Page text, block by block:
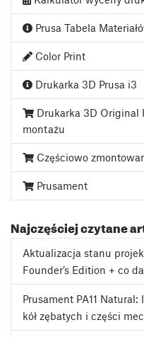
Prusa Tabela
Color Print
Drukarka 3D Prusa i3
Drukarka 3D Original
montażu
Częściowo
Prusament
Najczęściej czytane
Aktualizacja stanu
Founder’s Edition + co
Prusament PA11
kół zębatych i części